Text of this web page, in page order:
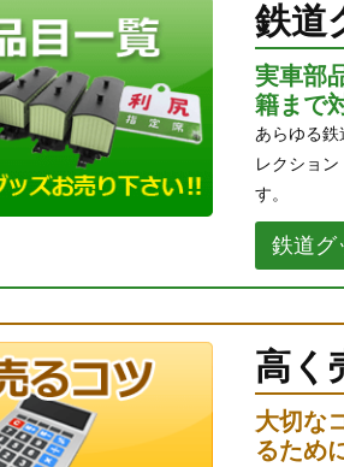
鉄道
実車部
籍まで
あらゆる鉄
レクショ
す。
鉄道グ
高く
大切な
るため